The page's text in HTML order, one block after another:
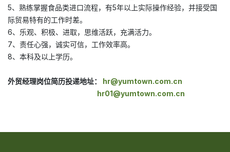
5、熟练掌握食品类进口流程，有5年以上实际操作经验，并接受国
际贸易特有的工作时差。
6、乐观、积极、进取，思维活跃，充满活力。
7、责任心强，诚实可信，工作效率高。
8、本科及以上学历。
外贸经理岗位简历投递地址： hr@yumtown.com.cn
hr01@yumtown.com.cn